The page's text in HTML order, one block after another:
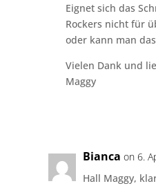
Eignet sich das
Rockers nicht für
oder kann man
Vielen Dank und
Maggy
Bianca on 6.
Hall Maggy,